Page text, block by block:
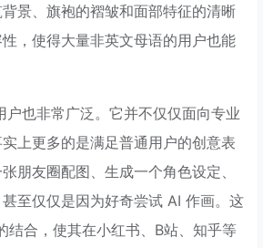
景、旗袍的褶皱和面部特征的清晰
，使得大量非英文母语的用户也能
户也非常广泛。它并不仅仅面向专业
上更多的是满足普通用户的创意表
朋友圈配图、生成一个角色设定、
至仅仅是因为好奇尝试 AI 作画。这
结合，使其在小红书、B站、知乎等